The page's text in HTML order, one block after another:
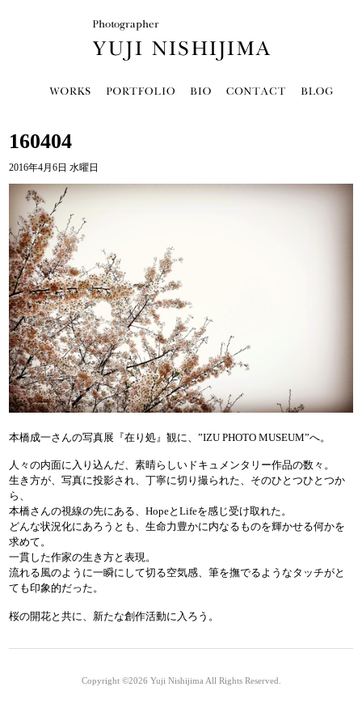
160404
2016年4月6日 水曜日
本橋成一さんの写真展『在り処』観に、”IZU PHOTO MUSEUM”へ。
人々の内面に入り込んだ、素晴らしいドキュメンタリー作品の数々。
生き方が、写真に投影され、丁寧に切り撮られた、そのひとつひとつか
ら、
本橋さんの視線の先にある、HopeとLifeを感じ受け取れた。
どんな状況化にあろうとも、生命力豊かに内なるものを輝かせる何かを
求めて。
一貫した作家の生き方と表現。
流れる風のように一瞬にして切る空気感、筆を撫でるようなタッチがと
ても印象的だった。
桜の開花と共に、新たな創作活動に入ろう。
Copyright ©2026 Yuji Nishijima All Rights Reserved.